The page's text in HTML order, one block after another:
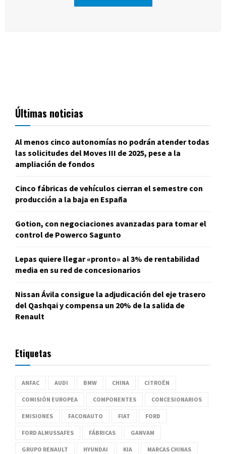
Últimas noticias
Al menos cinco autonomías no podrán atender todas
las solicitudes del Moves III de 2025, pese a la
ampliación de fondos
Cinco fábricas de vehículos cierran el semestre con
producción a la baja en España
Gotion, con negociaciones avanzadas para tomar el
control de Powerco Sagunto
Lepas quiere llegar «pronto» al 3% de rentabilidad
media en su red de concesionarios
Nissan Ávila consigue la adjudicación del eje trasero
del Qashqai y compensa un 20% de la salida de
Renault
Etiquetas
ANFAC AUDI BMW CHINA CITROËN
COMISIÓN EUROPEA COMPONENTES CONCESIONARIOS
EMISIONES FACONAUTO FIAT FORD
FORD ALMUSSAFES FÁBRICAS GANVAM
GRUPO RENAULT HYUNDAI KIA MARCAS CHINAS